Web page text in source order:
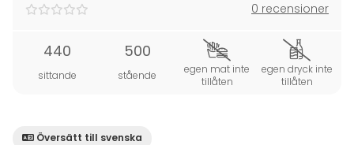
0 recensioner
440
sittande
500
stående
egen mat inte
tillåten
egen dryck inte
tillåten
Översätt till svenska